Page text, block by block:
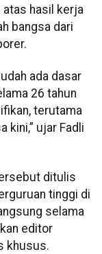
hasil kerja
bangsa dari
ada dasar
26 tahun
terutama
kini,” ujar Fadli
ditulis
tinggi di
selama
editor
khusus.